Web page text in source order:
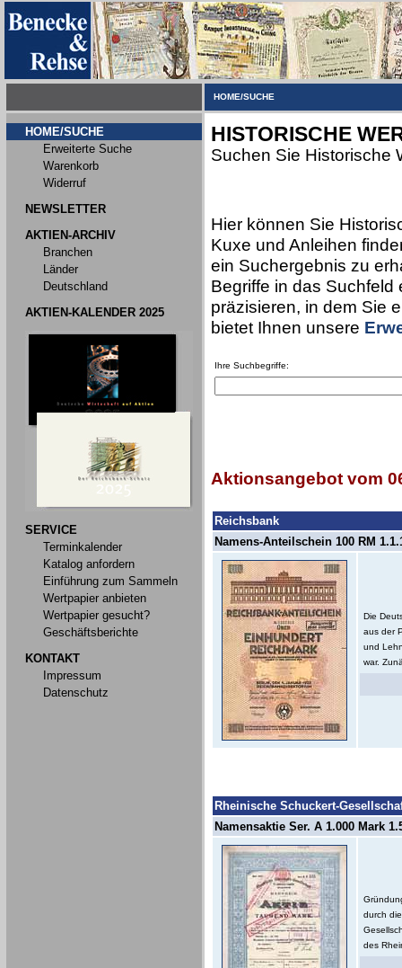
HOME/SUCHE
HOME/SUCHE
Erweiterte Suche
Warenkorb
Widerruf
NEWSLETTER
AKTIEN-ARCHIV
Branchen
Länder
Deutschland
AKTIEN-KALENDER 2025
SERVICE
Terminkalender
Katalog anfordern
Einführung zum Sammeln
Wertpapier anbieten
Wertpapier gesucht?
Geschäftsberichte
KONTAKT
Impressum
Datenschutz
HISTORISCHE
Suchen Sie Historische
Hier können Sie
Kuxe und Anleihen
ein Suchergebnis zu
Begriffe in das
präzisieren, in dem Sie
bietet Ihnen unsere
Ihre Suchbegriffe:
Aktionsangebot vom
Reichsbank
Namens-Anteilschein 100 RM
Die
aus der
und
war.
Rheinische Schuckert-
Namensaktie Ser. A 1.000 Mark
durch
des